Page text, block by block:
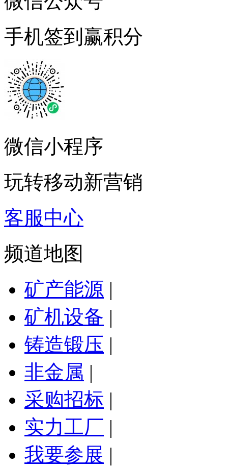
手机签到赢积分
微信小程序
玩转移动新营销
客服中心
频道地图
矿产能源 |
矿机设备 |
铸造锻压 |
非金属 |
采购招标 |
实力工厂 |
我要参展 |